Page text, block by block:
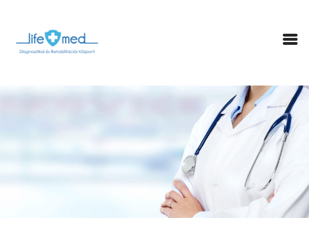
LABOR
GYÓGYTORNA